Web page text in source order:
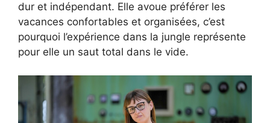
dur et indépendant. Elle avoue préférer les
vacances confortables et organisées, c’est
pourquoi l’expérience dans la jungle représente
pour elle un saut total dans le vide.